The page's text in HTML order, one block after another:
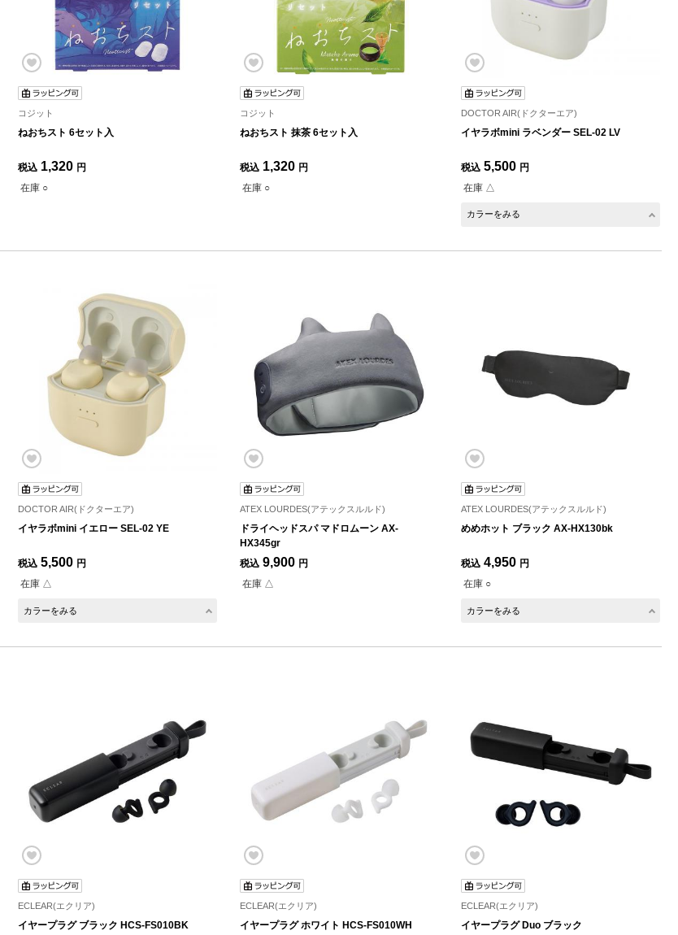
コジット
ねおちスト 6セット入
税込 1,320 円
在庫 ○
コジット
ねおちスト 抹茶 6セット入
税込 1,320 円
在庫 ○
DOCTOR AIR(ドクターエア)
イヤラボmini ラベンダー SEL-02 LV
税込 5,500 円
在庫 △
カラーをみる
DOCTOR AIR(ドクターエア)
イヤラボmini イエロー SEL-02 YE
税込 5,500 円
在庫 △
カラーをみる
ATEX LOURDES(アテックスルルド)
ドライヘッドスパ マドロムーン AX-
HX345gr
税込 9,900 円
在庫 △
ATEX LOURDES(アテックスルルド)
めめホット ブラック AX-HX130bk
税込 4,950 円
在庫 ○
カラーをみる
ECLEAR(エクリア)
イヤープラグ ブラック HCS-FS010BK
ECLEAR(エクリア)
イヤープラグ ホワイト HCS-FS010WH
ECLEAR(エクリア)
イヤープラグ Duo ブラック